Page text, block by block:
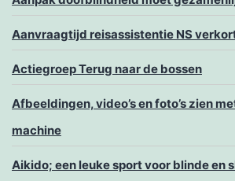
Aanvraagtijd reisassistentie NS
Actiegroep Terug naar de bossen
Afbeeldingen, video’s en foto’s zien
machine
Aikido; een leuke sport voor blinde en